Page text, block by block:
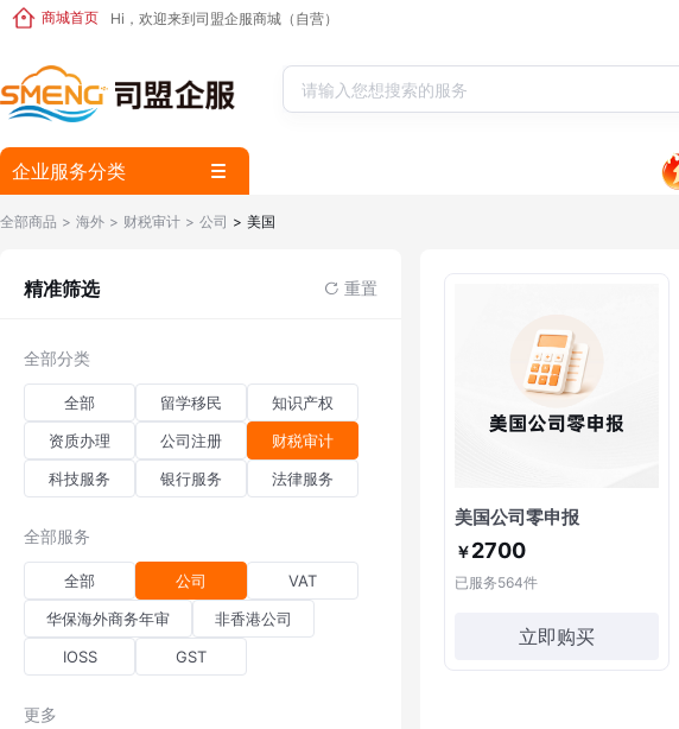
商城首页 Hi，欢迎来到司盟企服商城（自营）
企业服务分类
全部商品 > 海外 > 财税审计 > 公司 > 美国
精准筛选 重置
全部分类
全部 留学移民
知识产权
资质办理
公司注册
财税审计
科技服务
银行服务 法律服务
全部服务
全部 公司
VAT
华保海外商务年审
非香港公司
IOSS
GST
更多
美国公司零申报
￥2700
已服务564件
立即购买